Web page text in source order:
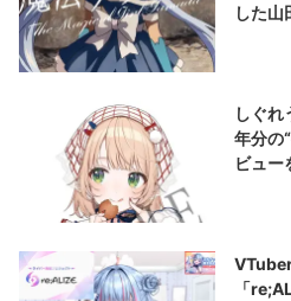
した山
しぐ
年分の
ビュー
「